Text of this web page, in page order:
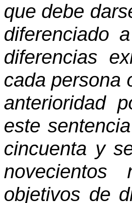
que debe
diferenciado
diferencias
cada persona
anterioridad
este
cincuenta y
objetivos de